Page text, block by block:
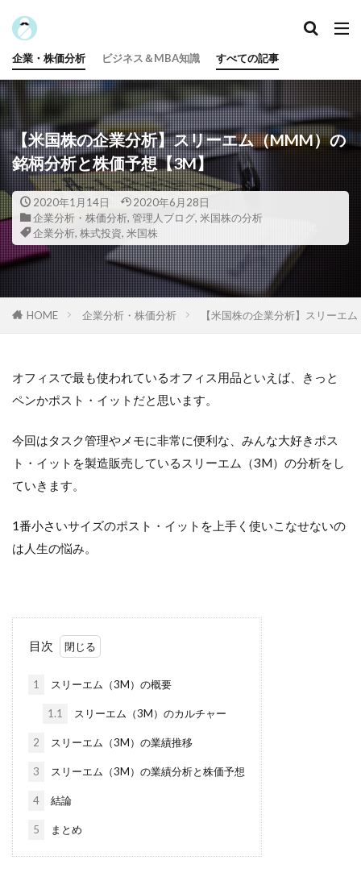
企業・株価分析 ビジネス＆MBA知識 すべての記事
【米国株の企業分析】スリーエム（MMM）の
銘柄分析と株価予想【3M】
2020年1月14日
2020年6月28日
企業分析・株価分析, 管理人ブログ, 米国株の分析
企業分析, 株式投資, 米国株
HOME 企業分析・株価分析 【米国株の企業分析】スリーエ
オフィスで最も使われているオフィス用品といえば、きっと
ペンかポスト・イットだと思います。
今回はタスク管理やメモに非常に便利な、みんな大好きポス
ト・イットを製造販売しているスリーエム（3M）の分析をし
ていきます。
1番小さいサイズのポスト・イットを上手く使いこなせないの
は人生の悩み。
目次
1 スリーエム（3M）の概要
1.1 スリーエム（3M）のカルチャー
2 スリーエム（3M）の業績推移
3 スリーエム（3M）の業績分析と株価予想
4 結論
5 まとめ
タグ
100円投資 投資のための知識【基本】
資格
給付金
米国株 積立投資
株式投資
株主優待
本・映画 日本株
投資用語
投資信託
保険 IPO
企業力指数
企業分析
仮想通貨
京大式よく分かる投資用語解説
中小企業診断士
メンタル・アカウンティング
ポイント投資
ファイナンス公式
ビジネス＆MBA知識
テクニカル分析
ふるさと納税 資産形成